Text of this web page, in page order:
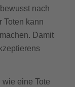
nach
Toten kann
Damit
eine Tote